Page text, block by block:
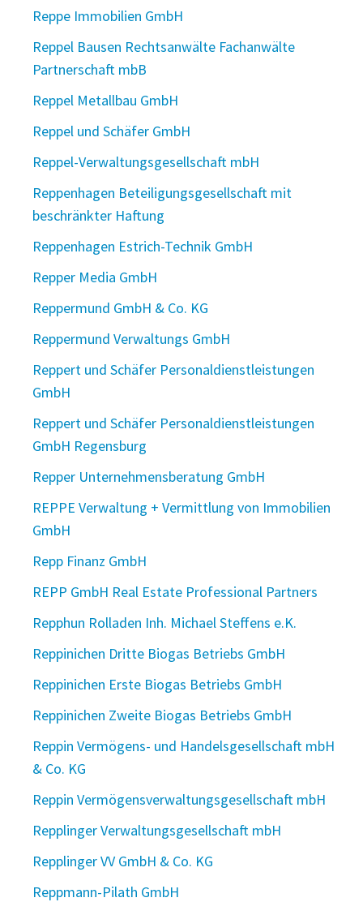
Reppe Immobilien GmbH
Reppel Bausen Rechtsanwälte Fachanwälte
Partnerschaft mbB
Reppel Metallbau GmbH
Reppel und Schäfer GmbH
Reppel-Verwaltungsgesellschaft mbH
Reppenhagen Beteiligungsgesellschaft mit
beschränkter Haftung
Reppenhagen Estrich-Technik GmbH
Repper Media GmbH
Reppermund GmbH & Co. KG
Reppermund Verwaltungs GmbH
Reppert und Schäfer Personaldienstleistungen
GmbH
Reppert und Schäfer Personaldienstleistungen
GmbH Regensburg
Repper Unternehmensberatung GmbH
REPPE Verwaltung + Vermittlung von Immobilien
GmbH
Repp Finanz GmbH
REPP GmbH Real Estate Professional Partners
Repphun Rolladen Inh. Michael Steffens e.K.
Reppinichen Dritte Biogas Betriebs GmbH
Reppinichen Erste Biogas Betriebs GmbH
Reppinichen Zweite Biogas Betriebs GmbH
Reppin Vermögens- und Handelsgesellschaft mbH
& Co. KG
Reppin Vermögensverwaltungsgesellschaft mbH
Repplinger Verwaltungsgesellschaft mbH
Repplinger VV GmbH & Co. KG
Reppmann-Pilath GmbH